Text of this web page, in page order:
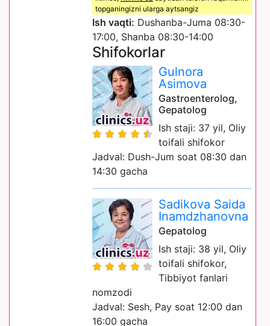
topganingizni ularga aytsangiz
Ish vaqti: Dushanba-Juma 08:30-
17:00, Shanba 08:30-14:00
Shifokorlar
Gulnora
Asimova
Gastroenterolog,
Gepatolog
Ish staji: 37 yil, Oliy
toifali shifokor
Jadval: Dush-Jum soat 08:30 dan
14:30 gacha
Sadikova Saida
Inamdzhanovna
Gepatolog
Ish staji: 38 yil, Oliy
toifali shifokor,
Tibbiyot fanlari
nomzodi
Jadval: Sesh, Pay soat 12:00 dan
16:00 gacha